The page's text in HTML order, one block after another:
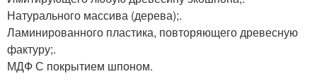
Натурального массива (дерева);.
Ламинированного пластика, повторяющего древесную
фактуру;.
МДФ С покрытием шпоном.